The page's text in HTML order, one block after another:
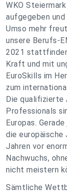
WKO
aufgegeben
Umso mehr
unsere Berufs-
2021
Kraft und mit
EuroSkills im
zum
Die qualifizierte
Professionals
Europas.
die europäische
Jahren vor
Nachwuchs,
nicht meistern
Sämtliche